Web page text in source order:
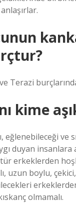
Terazi
kime
eğlenebileceği ve
duyan insanlara
erkeklerden
uzun boylu,
olmamalı.